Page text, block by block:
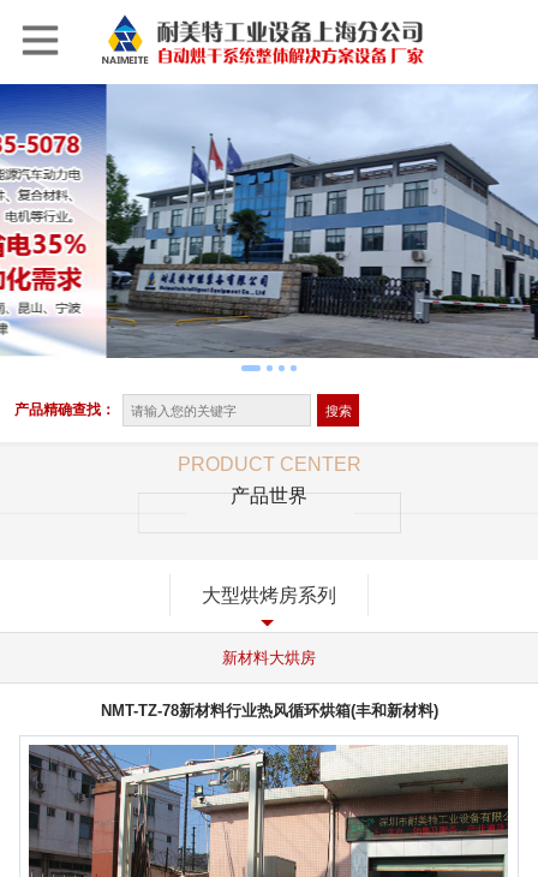
产品精确查找：
PRODUCT CENTER
产品世界
大型烘烤房系列
新材料大烘房
NMT-TZ-78新材料行业热风循环烘箱(丰和新材料)